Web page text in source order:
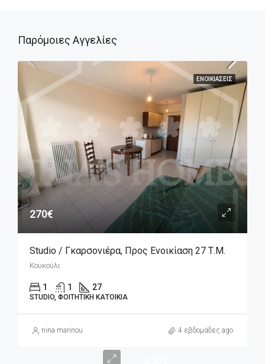
Παρόμοιες Αγγελίες
ΕΝΟΙΚΙΆΣΕΙΣ
270€
Studio / Γκαρσονιέρα, Προς Ενοικίαση 27 Τ.μ.
Κουκούλι
1 1 27
STUDIO, ΦΟΙΤΗΤΙΚΉ ΚΑΤΟΙΚΊΑ
nina marinou 4 εβδομάδες ago